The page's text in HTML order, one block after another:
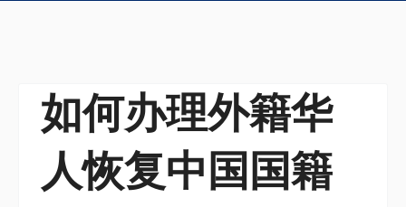
如何办理外籍华
人恢复中国国籍